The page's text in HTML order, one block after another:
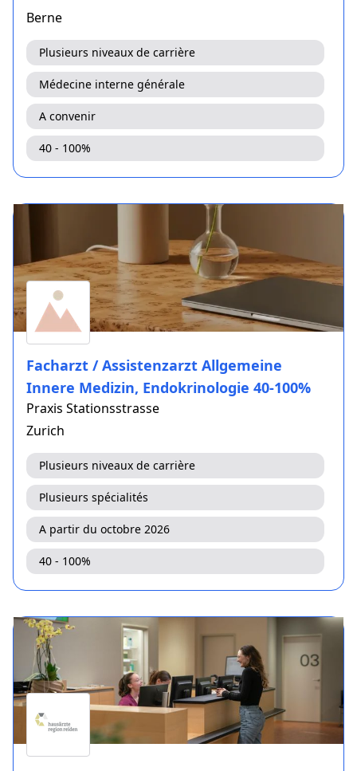
Berne
Plusieurs niveaux de carrière
Médecine interne générale
A convenir
40 - 100%
Facharzt / Assistenzarzt Allgemeine
Innere Medizin, Endokrinologie 40-100%
Praxis Stationsstrasse
Zurich
Plusieurs niveaux de carrière
Plusieurs spécialités
A partir du octobre 2026
40 - 100%